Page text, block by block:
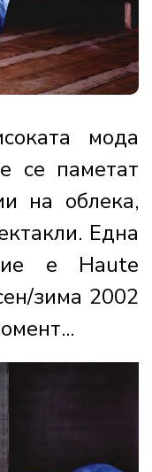
мода
се паметат
на облека,
Една
е Haute
зима 2002